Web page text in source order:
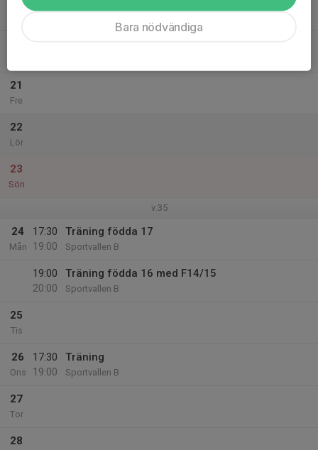
21
Fre
22
Lör
23
Sön
v.35
24
Mån
17:30
19:00
Träning födda 17
Sportvallen B
19:00
20:00
Träning födda 16 med F14/15
Sportvallen B
25
Tis
26
Ons
17:30
19:00
Träning
Sportvallen B
27
Tor
28
Bara nödvändiga